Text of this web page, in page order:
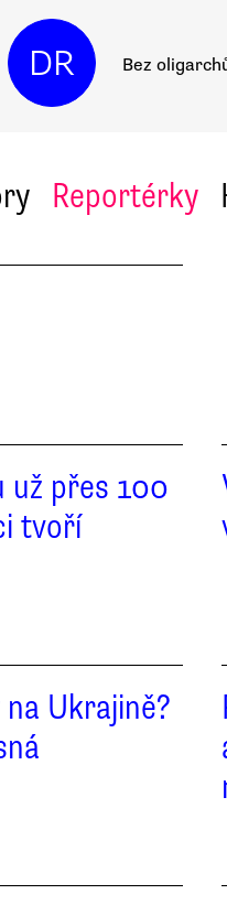
DR Bez
Reportérky
už přes 100
tvoří
Ukrajině?